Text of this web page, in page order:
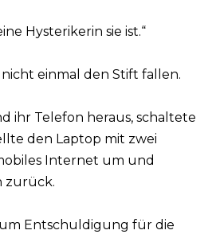
Hysterikerin sie ist.“
einmal den Stift fallen.
ihr Telefon heraus, schaltete
den Laptop mit zwei
Internet um und
zurück.
Entschuldigung für die